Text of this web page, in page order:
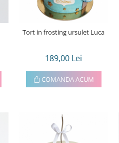
Tort in frosting ursulet Luca
189,00 Lei
COMANDA ACUM